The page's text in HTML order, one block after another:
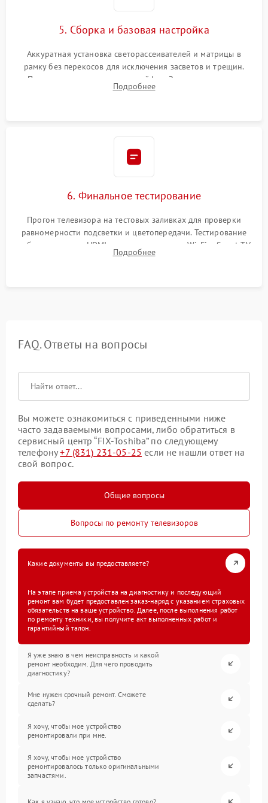
5. Сборка и базовая настройка
Аккуратная установка светорассеивателей и матрицы в
рамку без перекосов для исключения засветов и трещин.
Подключение внутренних шлейфов. Закрытие корпуса.
Сброс настроек и обновление программного обеспечения.
Подробнее
6. Финальное тестирование
Прогон телевизора на тестовых заливках для проверки
равномерности подсветки и цветопередачи. Тестирование
работы разъемов HDMI, динамиков, модуля Wi-Fi и Smart TV
в рабочем режиме в течение нескольких часов.
Подробнее
FAQ. Ответы на вопросы
Вы можете ознакомиться с приведенными ниже
часто задаваемыми вопросами, либо обратиться в
сервисный центр “FIX-Toshiba” по следующему
телефону+7 (831) 231-05-25 если не нашли ответ на
свой вопрос.
Общие вопросы
Вопросы по ремонту телевизоров
Какие документы вы предоставляете?
На этапе приема устройства на диагностику и последующий
ремонт вам будет предоставлен заказ-наряд с указанием страховых
обязательств на ваше устройство. Далее, после выполнения работ
по ремонту техники, вы получите акт выполненных работ и
гарантийный талон.
Я уже знаю в чем неисправность и какой
ремонт необходим. Для чего проводить
диагностику?
Мне нужен срочный ремонт. Сможете
сделать?
Я хочу, чтобы мое устройство
ремонтировали при мне.
Я хочу, чтобы мое устройство
ремонтировалось только оригинальными
запчастями.